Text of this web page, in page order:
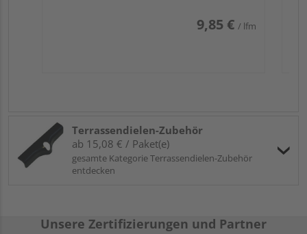
9,85 € / lfm
Terrassendielen-Zubehör
ab 15,08 € / Paket(e)
gesamte Kategorie Terrassendielen-Zubehör
entdecken
Unsere Zertifizierungen und Partner